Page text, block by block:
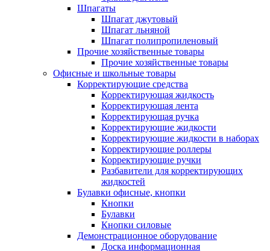
Шпагаты
Шпагат джутовый
Шпагат льняной
Шпагат полипропиленовый
Прочие хозяйственные товары
Прочие хозяйственные товары
Офисные и школьные товары
Корректирующие средства
Корректирующая жидкость
Корректирующая лента
Корректирующая ручка
Корректирующие жидкости
Корректирующие жидкости в наборах
Корректирующие роллеры
Корректирующие ручки
Разбавители для корректирующих
жидкостей
Булавки офисные, кнопки
Кнопки
Булавки
Кнопки силовые
Демонстрационное оборудование
Доска информационная